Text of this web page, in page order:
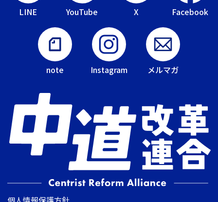
LINE YouTube X Facebook
note Instagram メルマガ